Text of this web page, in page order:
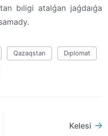
bıligi atalǵan jaǵdaıǵa
Qazaqstan Dıplomat
Kelesi